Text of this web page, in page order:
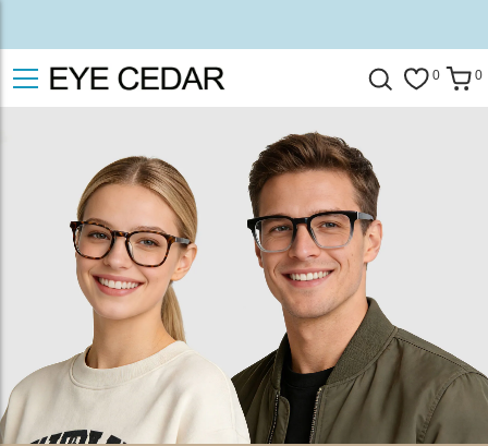
0 0